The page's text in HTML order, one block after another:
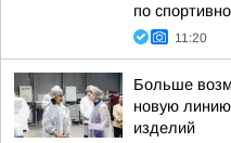
по
11:20
Больше
новую линию
изделий